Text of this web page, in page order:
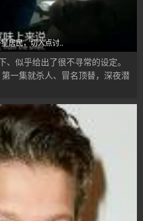
居民，切入点讨..
、似乎给出了很不寻常的设定。
一集就杀人、冒名顶替，深夜潜